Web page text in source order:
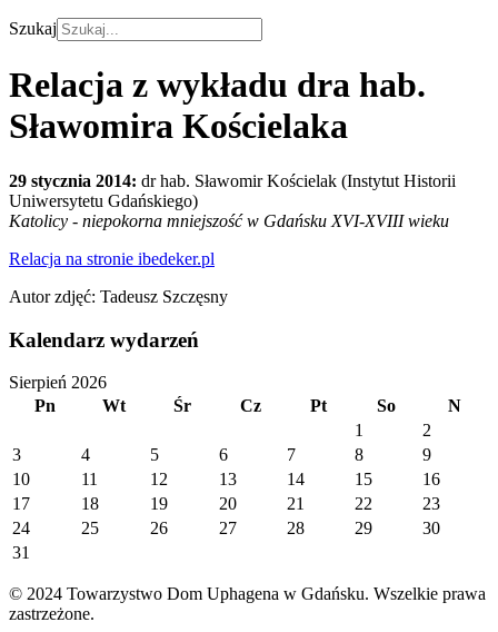
Szukaj
Relacja z wykładu dra hab.
Sławomira Kościelaka
29 stycznia 2014: dr hab. Sławomir Kościelak (Instytut Historii
Uniwersytetu Gdańskiego)
Katolicy - niepokorna mniejszość w Gdańsku XVI-XVIII wieku
Relacja na stronie ibedeker.pl
Autor zdjęć: Tadeusz Szczęsny
Kalendarz wydarzeń
Sierpień 2026
Pn
Wt Śr Cz Pt So
N
1
2
3
4 5 6 7 8
9
10
11 12 13 14 15
16
17
18 19 20 21 22
23
24
25 26 27 28 29
30
31
© 2024 Towarzystwo Dom Uphagena w Gdańsku. Wszelkie prawa
zastrzeżone.